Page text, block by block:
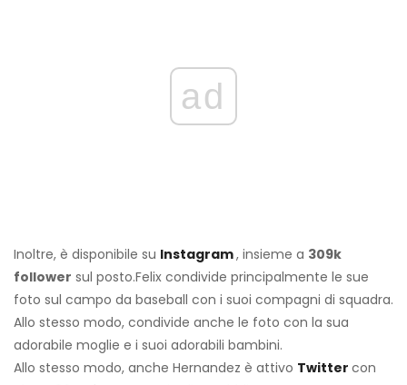
ad
Inoltre, è disponibile su Instagram, insieme a 309k
follower sul posto.Felix condivide principalmente le sue
foto sul campo da baseball con i suoi compagni di squadra.
Allo stesso modo, condivide anche le foto con la sua
adorabile moglie e i suoi adorabili bambini.
Allo stesso modo, anche Hernandez è attivo Twitter con